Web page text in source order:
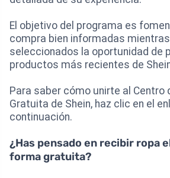
El objetivo del programa es
compra bien informadas
seleccionados la oportunidad de
productos más recientes de
Para saber cómo unirte al Centro
Gratuita de Shein, haz clic en el
continuación.
¿Has pensado en recibir ropa
forma gratuita?